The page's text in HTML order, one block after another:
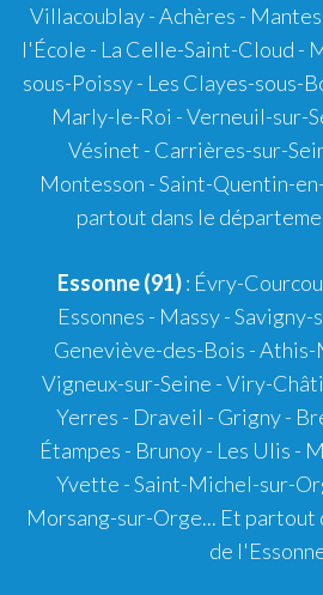
Villacoublay - Achères -
l'École - La Celle-Saint-Cloud -
sous-Poissy - Les Clayes-sous-
Marly-le-Roi - Verneuil-sur-
Vésinet - Carrières-sur-
Montesson - Saint-Quentin-
partout dans le
Essonne (91): Évry-
Essonnes - Massy -
Geneviève-des-Bois - Athis-
Vigneux-sur-Seine - Viry-
Yerres - Draveil - Grigny -
Étampes - Brunoy - Les Ulis -
Yvette - Saint-Michel-sur-
Morsang-sur-Orge... Et partout
de